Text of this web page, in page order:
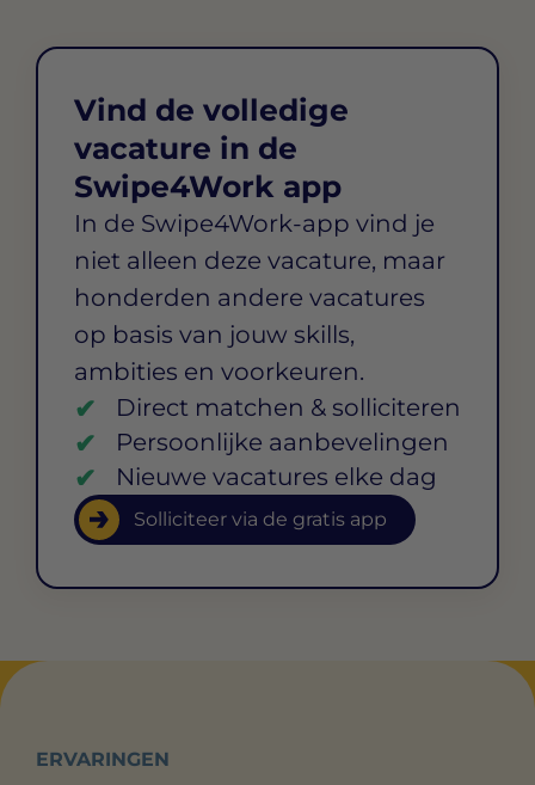
Vind de volledige
vacature in de
Swipe4Work app
In de Swipe4Work-app vind je
niet alleen deze vacature, maar
honderden andere vacatures
op basis van jouw skills,
ambities en voorkeuren.
Direct matchen & solliciteren
Persoonlijke aanbevelingen
Nieuwe vacatures elke dag
Solliciteer via de gratis app
ERVARINGEN